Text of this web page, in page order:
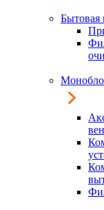
Бытовая